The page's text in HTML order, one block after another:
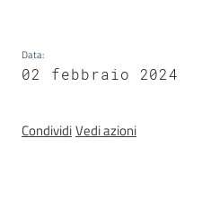
Appuntamenti
Data:
02 febbraio 2024
CondividiVedi azioni